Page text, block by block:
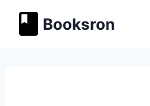
содержимому
Booksron